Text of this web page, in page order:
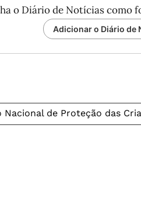
o Diário de Notícias como
Adicionar o Diário de
Nacional de Proteção das